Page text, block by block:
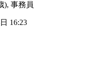
), 事務員
16:23